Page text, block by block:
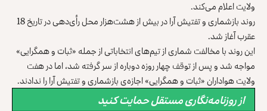
ولایت اعلام می‌کند.
روند بازشماری و تفتیش آرا در بیش از هشت‌هزار محل رأی‌دهی در تاریخ 18
عقرب آغاز شد.
این روند با مخالفت‌ شماری از تیم‌های انتخاباتی از جمله «ثبات و همگرایی»
مواجه شد و پس از توقف چهار روزه دوباره از سر گرفته شد، اما در هفت
ولایت هواداران «ثبات و همگرایی» اجازه‌ی بازشماری و تفتیش آرا را ندادند.
از روزنامه‌نگاری مستقل حمایت کنید